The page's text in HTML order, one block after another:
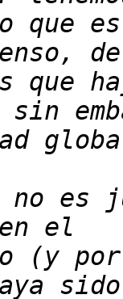
no es
(y